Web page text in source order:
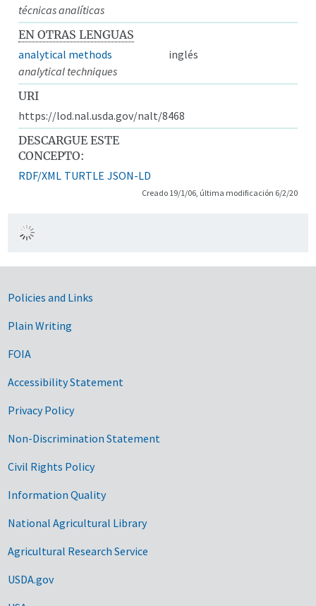
técnicas analíticas
EN OTRAS LENGUAS
analytical methods
inglés
analytical techniques
URI
https://lod.nal.usda.gov/nalt/8468
DESCARGUE ESTE
CONCEPTO:
RDF/XML TURTLE JSON-LD
Creado 19/1/06, última modificación 6/2/20
Government Links
Policies and Links
Plain Writing
FOIA
Accessibility Statement
Privacy Policy
Non-Discrimination Statement
Civil Rights Policy
Information Quality
National Agricultural Library
Agricultural Research Service
USDA.gov